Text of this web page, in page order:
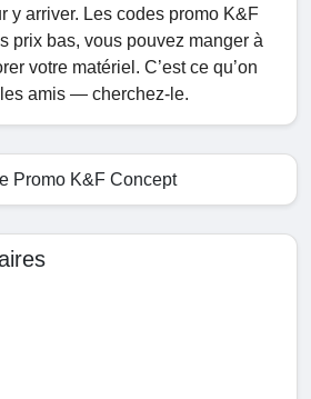
y arriver. Les codes promo K&F
prix bas, vous pouvez manger à
votre matériel. C’est ce qu’on
amis — cherchez-le.